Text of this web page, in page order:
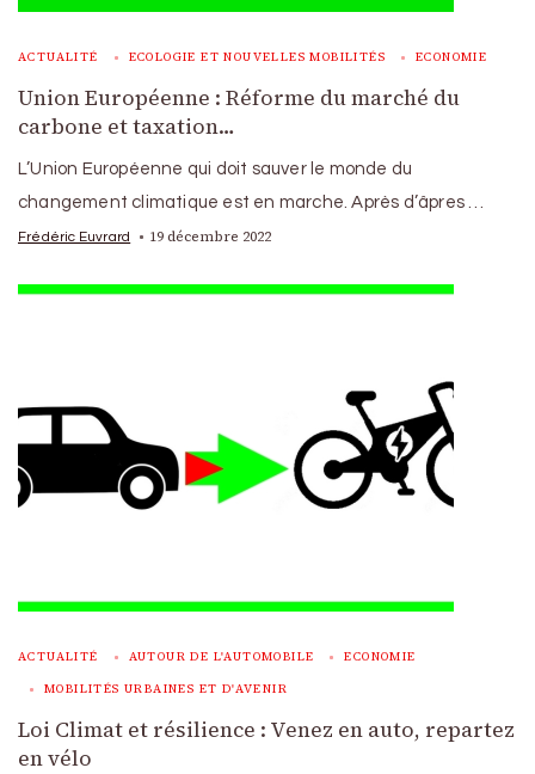
ACTUALITÉ ECOLOGIE ET NOUVELLES MOBILITÉS ECONOMIE
Union Européenne : Réforme du marché du
carbone et taxation…
L’Union Européenne qui doit sauver le monde du
changement climatique est en marche. Après d’âpres …
Frédéric Euvrard 19 décembre 2022
ACTUALITÉ AUTOUR DE L'AUTOMOBILE ECONOMIE
MOBILITÉS URBAINES ET D'AVENIR
Loi Climat et résilience : Venez en auto, repartez
en vélo